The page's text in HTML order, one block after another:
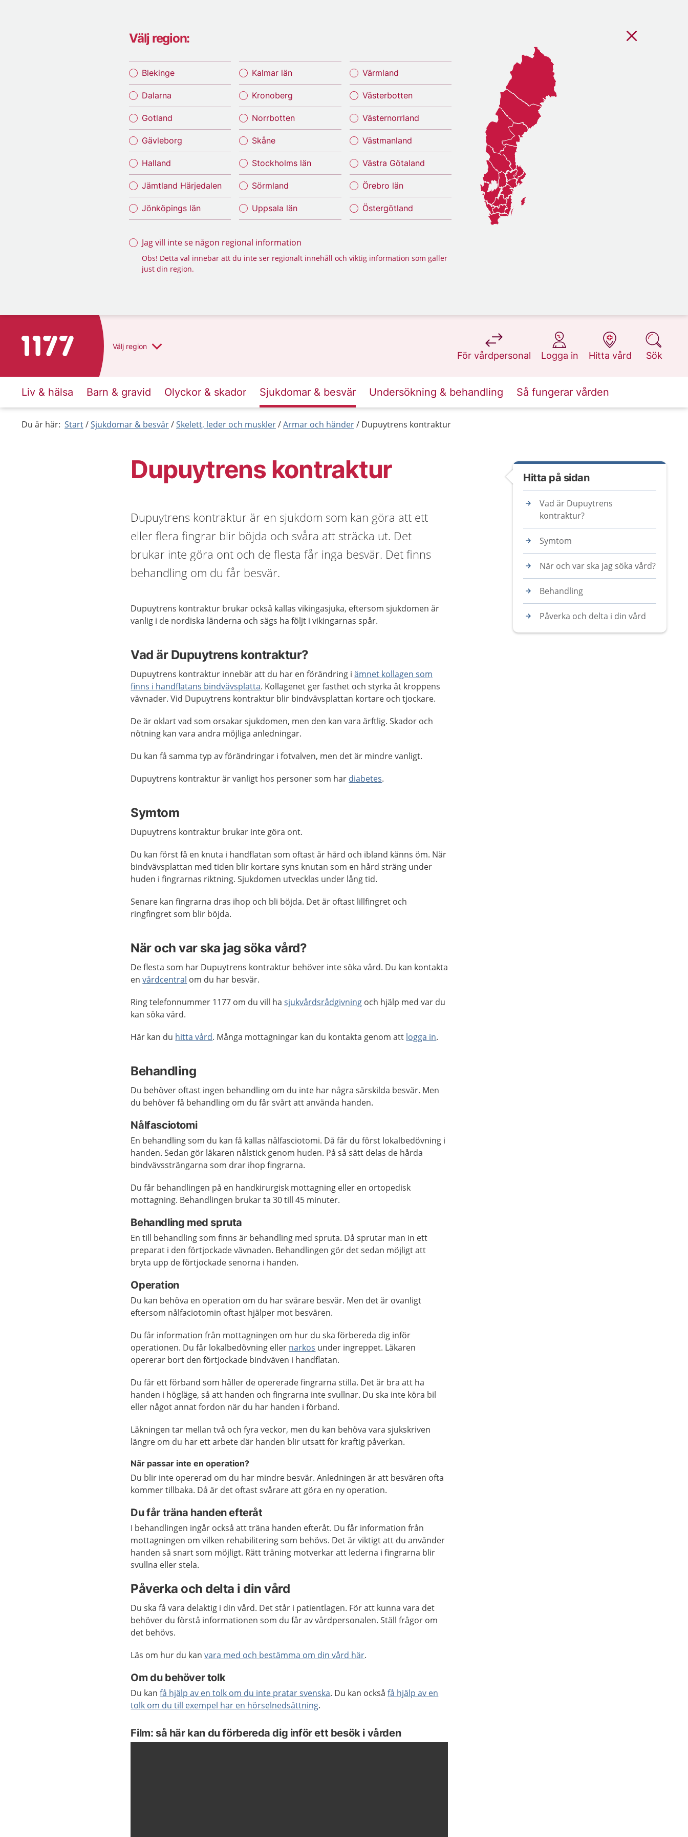
Välj region:
Blekinge
Dalarna
Gotland
Gävleborg
Halland
Jämtland Härjedalen
Jönköpings län
Kalmar län
Kronoberg
Norrbotten
Skåne
Stockholms län
Sörmland
Uppsala län
Värmland
Västerbotten
Västernorrland
Västmanland
Västra Götaland
Örebro län
Östergötland
Jag vill inte se någon regional information
Obs! Detta val innebär att du inte ser regionalt innehåll och viktig information som gäller
just din region.
Till startsidan för 1177 Välj region
För vårdpersonal
på 1177.se
Logga in
på 1177.se
Hitta vård
på 1177.se
Sök
på 1177.se
Liv & hälsa Barn & gravid Olyckor & skador Sjukdomar & besvär Undersökning & behandling Så fungerar vården
Du är här: Start Sjukdomar & besvär Skelett, leder och muskler Armar och händer Dupuytrens kontraktur
Dupuytrens kontraktur
Dupuytrens kontraktur är en sjukdom som kan göra att ett
eller flera fingrar blir böjda och svåra att sträcka ut. Det
brukar inte göra ont och de flesta får inga besvär. Det finns
behandling om du får besvär.
Dupuytrens kontraktur brukar också kallas vikingasjuka, eftersom sjukdomen är
vanlig i de nordiska länderna och sägs ha följt i vikingarnas spår.
Vad är Dupuytrens kontraktur?
Dupuytrens kontraktur innebär att du har en förändring iämnet kollagen som
finns i handflatans bindvävsplatta. Kollagenet ger fasthet och styrka åt kroppens
vävnader. Vid Dupuytrens kontraktur blir bindvävsplattan kortare och tjockare.
De är oklart vad som orsakar sjukdomen, men den kan vara ärftlig. Skador och
nötning kan vara andra möjliga anledningar.
Du kan få samma typ av förändringar i fotvalven, men det är mindre vanligt.
Dupuytrens kontraktur är vanligt hos personer som har diabetes.
Symtom
Dupuytrens kontraktur brukar inte göra ont.
Du kan först få en knuta i handflatan som oftast är hård och ibland känns öm. När
bindvävsplattan med tiden blir kortare syns knutan som en hård sträng under
huden i fingrarnas riktning. Sjukdomen utvecklas under lång tid.
Senare kan fingrarna dras ihop och bli böjda. Det är oftast lillfingret och
ringfingret som blir böjda.
När och var ska jag söka vård?
De flesta som har Dupuytrens kontraktur behöver inte söka vård. Du kan kontakta
envårdcentral om du har besvär.
Ring telefonnummer 1177 om du vill hasjukvårdsrådgivning och hjälp med var du
kan söka vård.
Här kan du hitta vård. Många mottagningar kan du kontakta genom att logga in.
Behandling
Du behöver oftast ingen behandling om du inte har några särskilda besvär. Men
du behöver få behandling om du får svårt att använda handen.
Nålfasciotomi
En behandling som du kan få kallas nålfasciotomi. Då får du först lokalbedövning i
handen. Sedan gör läkaren nålstick genom huden. På så sätt delas de hårda
bindvävssträngarna som drar ihop fingrarna.
Du får behandlingen på en handkirurgisk mottagning eller en ortopedisk
mottagning. Behandlingen brukar ta 30 till 45 minuter.
Behandling med spruta
En till behandling som finns är behandling med spruta. Då sprutar man in ett
preparat i den förtjockade vävnaden. Behandlingen gör det sedan möjligt att
bryta upp de förtjockade senorna i handen.
Operation
Du kan behöva en operation om du har svårare besvär. Men det är ovanligt
eftersom nålfaciotomin oftast hjälper mot besvären.
Du får information från mottagningen om hur du ska förbereda dig inför
operationen. Du får lokalbedövning eller narkos under ingreppet. Läkaren
opererar bort den förtjockade bindväven i handflatan.
Du får ett förband som håller de opererade fingrarna stilla. Det är bra att ha
handen i högläge, så att handen och fingrarna inte svullnar. Du ska inte köra bil
eller något annat fordon när du har handen i förband.
Läkningen tar mellan två och fyra veckor, men du kan behöva vara sjukskriven
längre om du har ett arbete där handen blir utsatt för kraftig påverkan.
När passar inte en operation?
Du blir inte opererad om du har mindre besvär. Anledningen är att besvären ofta
kommer tillbaka. Då är det oftast svårare att göra en ny operation.
Du får träna handen efteråt
I behandlingen ingår också att träna handen efteråt. Du får information från
mottagningen om vilken rehabilitering som behövs. Det är viktigt att du använder
handen så snart som möjligt. Rätt träning motverkar att lederna i fingrarna blir
svullna eller stela.
Påverka och delta i din vård
Du ska få vara delaktig i din vård. Det står i patientlagen. För att kunna vara det
behöver du förstå informationen som du får av vårdpersonalen. Ställ frågor om
det behövs.
Läs om hur du kanvara med och bestämma om din vård här.
Om du behöver tolk
Du kanfå hjälp av en tolk om du inte pratar svenska. Du kan ocksåfå hjälp av en
tolk om du till exempel har en hörselnedsättning.
Film: så här kan du förbereda dig inför ett besök i vården
Hitta på sidan
Vad är Dupuytrens
kontraktur?
Symtom
När och var ska jag söka vård?
Behandling
Påverka och delta i din vård